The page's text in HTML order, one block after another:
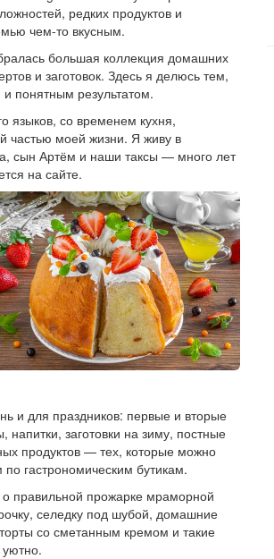
редких продуктов и
чем-то вкусным.
большая коллекция домашних
и заготовок. Здесь я делюсь тем,
понятным результатом.
языков, со временем кухня,
частью моей жизни. Я живу в
сын Артём и наши таксы — много лет
на сайте.
и для праздников: первые и вторые
заготовки на зиму, постные
продуктов — тех, которые можно
гастрономическим бутикам.
правильной прожарке мраморной
селедку под шубой, домашние
со сметанным кремом и такие